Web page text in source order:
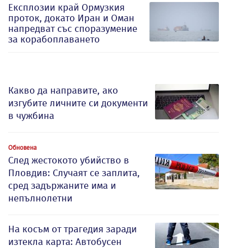
Експлозии край Ормузкия
проток, докато Иран и Оман
напредват със споразумение
за корабоплаването
Какво да направите, ако
изгубите личните си документи
в чужбина
Обновена
След жестокото убийство в
Пловдив: Случаят се заплита,
сред задържаните има и
непълнолетни
На косъм от трагедия заради
изтекла карта: Автобусен